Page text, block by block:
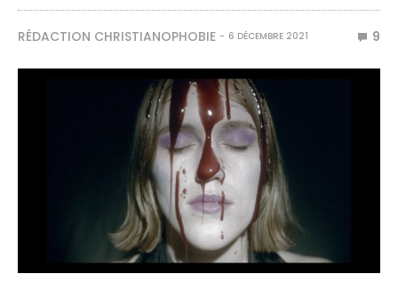
RÉDACTION CHRISTIANOPHOBIE 6 DÉCEMBRE 2021 9